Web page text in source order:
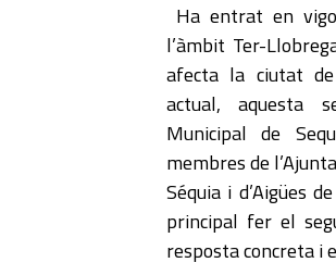
Ha entrat en
l’àmbit Ter-
afecta la ciutat
actual, aquesta
Municipal de
membres de
Séquia i d’Aigües
principal fer el
resposta concreta i